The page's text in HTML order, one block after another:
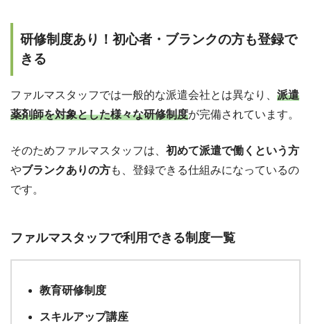
研修制度あり！初心者・ブランクの方も登録で
きる
ファルマスタッフでは一般的な派遣会社とは異なり、 派遣
薬剤師を対象とした様々な研修制度が完備されています。
そのためファルマスタッフは、 初めて派遣で働くという方
やブランクありの方も、登録できる仕組みになっているの
です。
ファルマスタッフで利用できる制度一覧
教育研修制度
スキルアップ講座